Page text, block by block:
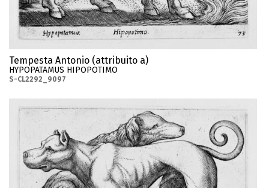
Tempesta Antonio (attribuito a)
HYPOPATAMUS HIPOPOTIMO
S-CL2292_9097